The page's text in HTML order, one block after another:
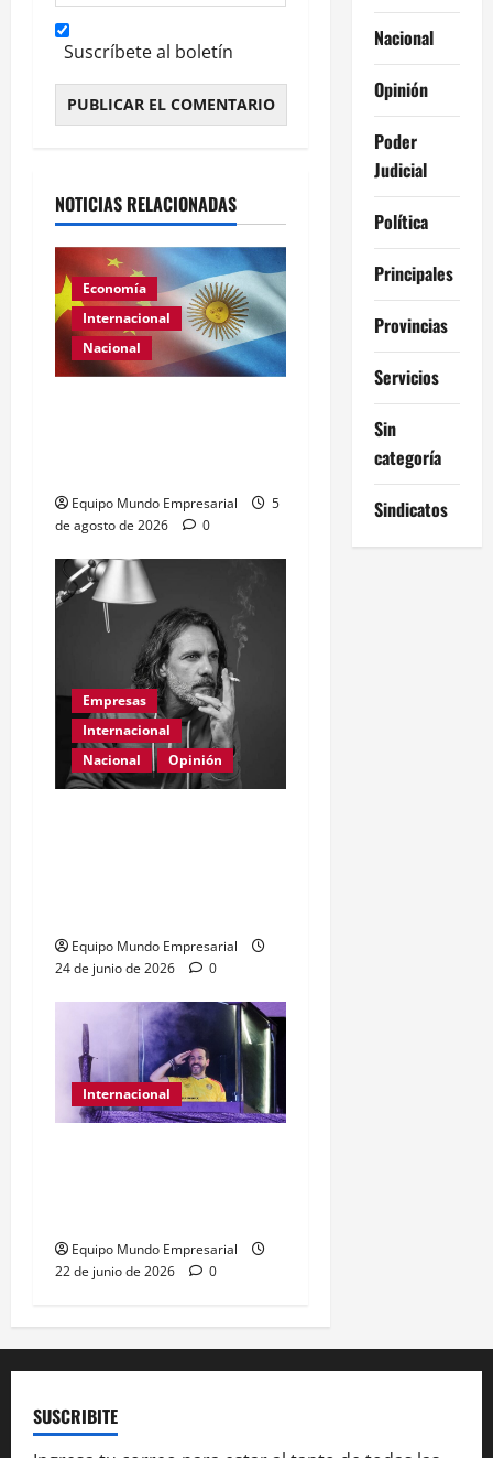
Suscríbete al boletín
NOTICIAS RELACIONADAS
Economía
Internacional
Nacional
Equipo Mundo Empresarial
5
de agosto de 2026
0
Empresas
Internacional
Nacional
Opinión
Equipo Mundo Empresarial
24 de junio de 2026
0
Internacional
Equipo Mundo Empresarial
22 de junio de 2026
0
Nacional
Opinión
Poder
Judicial
Política
Principales
Provincias
Servicios
Sin
categoría
Sindicatos
SUSCRIBITE